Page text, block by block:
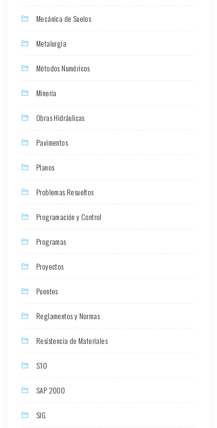
Mecánica de Suelos
Metalurgia
Métodos Numéricos
Minería
Obras Hidráulicas
Pavimentos
Planos
Problemas Resueltos
Programación y Control
Programas
Proyectos
Puentes
Reglamentos y Normas
Resistencia de Materiales
S10
SAP 2000
SIG